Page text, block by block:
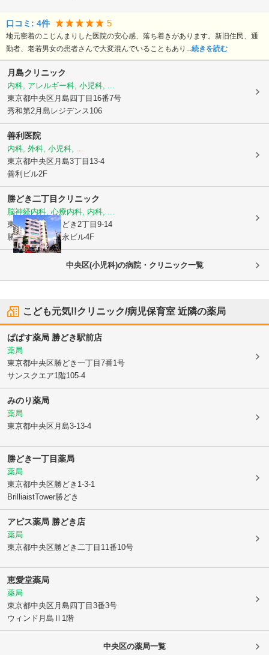
口コミ: 4件 5
地元密着のこじんまりした医院の安心感、落ち着きがあります。新旧住民、通
勤者、老若男女の患者さんで大変混んでいることもあり...続きを読む
月島クリニック
内科, アレルギー科, 小児科, ...
東京都中央区 月島四丁目16番7号
秀和第2月島レジデンス106
善利医院
内科, 外科, 小児科, ...
東京都中央区 月島3丁目13-4
善利ビル2F
勝どき二丁目クリニック
脳神経内科, 心療内科, 内科, ...
東京都中央区
勝どき2丁目9-14
勝どき二丁目富永ビル4F
中央区(小児科)の病院・クリニック一覧
こども元気!!クリニック/病児保育室 近隣の薬局
ぱぱす薬局 勝どき駅前店
薬局
東京都中央区勝どき一丁目7番1号
サンスクエア1階105-4
みのり薬局
薬局
東京都中央区 月島3-13-4
勝どき一丁目薬局
薬局
東京都中央区勝どき1-3-1
BrilliaistTower勝どき
アピス薬局 勝どき店
薬局
東京都中央区勝どき二丁目11番10号
恵愛堂薬局
薬局
東京都中央区 月島四丁目3番3号
ウィンド月島Ⅱ1階
中央区の薬局一覧